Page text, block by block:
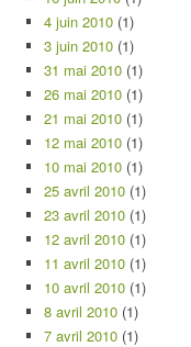
4 juin 2010 (1)
3 juin 2010 (1)
31 mai 2010 (1)
26 mai 2010 (1)
21 mai 2010 (1)
12 mai 2010 (1)
10 mai 2010 (1)
25 avril 2010 (1)
23 avril 2010 (1)
12 avril 2010 (1)
11 avril 2010 (1)
10 avril 2010 (1)
8 avril 2010 (1)
7 avril 2010 (1)